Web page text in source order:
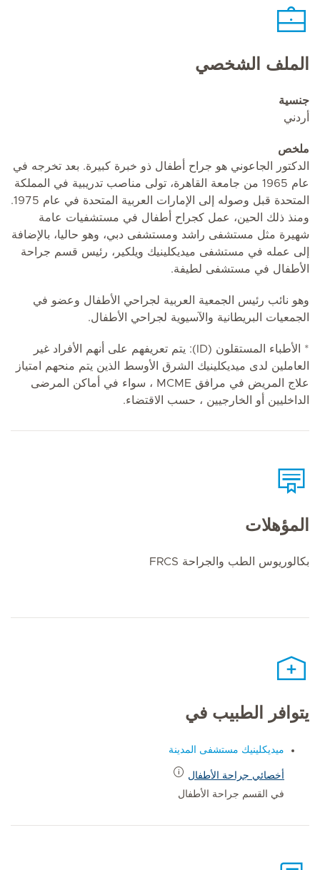
الملف الشخصي
جنسية
أردني
ملخص
الدكتور الجاعوني هو جراح أطفال ذو خبرة كبيرة. بعد تخرجه في
عام 1965 من جامعة القاهرة، تولى مناصب تدريبية في المملكة
المتحدة قبل وصوله إلى الإمارات العربية المتحدة في عام 1975.
ومنذ ذلك الحين، عمل كجراح أطفال في مستشفيات عامة
شهيرة مثل مستشفى راشد ومستشفى دبي، وهو حاليا، بالإضافة
إلى عمله في مستشفى ميديكلينيك ويلكير، رئيس قسم جراحة
الأطفال في مستشفى لطيفة.
وهو نائب رئيس الجمعية العربية لجراحي الأطفال وعضو في
الجمعيات البريطانية والآسيوية لجراحي الأطفال.
* الأطباء المستقلون (ID): يتم تعريفهم على أنهم الأفراد غير
العاملين لدى ميديكلينيك الشرق الأوسط الذين يتم منحهم امتياز
علاج المريض في مرافق MCME ، سواء في أماكن المرضى
الداخليين أو الخارجيين ، حسب الاقتضاء.
المؤهلات
بكالوريوس الطب والجراحة FRCS
يتوافر الطبيب في
ميديكلينيك مستشفى المدينة
أخصائي جراحة الأطفال
في القسم جراحة الأطفال